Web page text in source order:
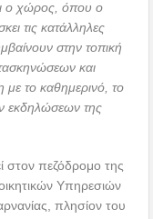
ο χώρος, όπου ο
τις κατάλληλες
στην τοπική
και
με το καθημερινό, το
εκδηλώσεων της
στον πεζόδρομο της
Υπηρεσιών
πλησίον του